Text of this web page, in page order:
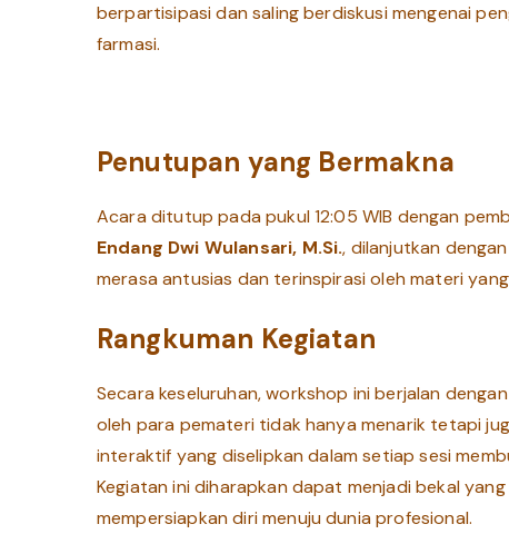
berpartisipasi dan saling berdiskusi mengenai
farmasi.
Penutupan yang Bermakna
Acara ditutup pada pukul 12:05 WIB dengan
Endang Dwi Wulansari, M.Si., dilanjutkan
merasa antusias dan terinspirasi oleh materi
Rangkuman Kegiatan
Secara keseluruhan, workshop ini berjalan
oleh para pemateri tidak hanya menarik tetapi
interaktif yang diselipkan dalam setiap sesi
Kegiatan ini diharapkan dapat menjadi bekal
mempersiapkan diri menuju dunia profesional.